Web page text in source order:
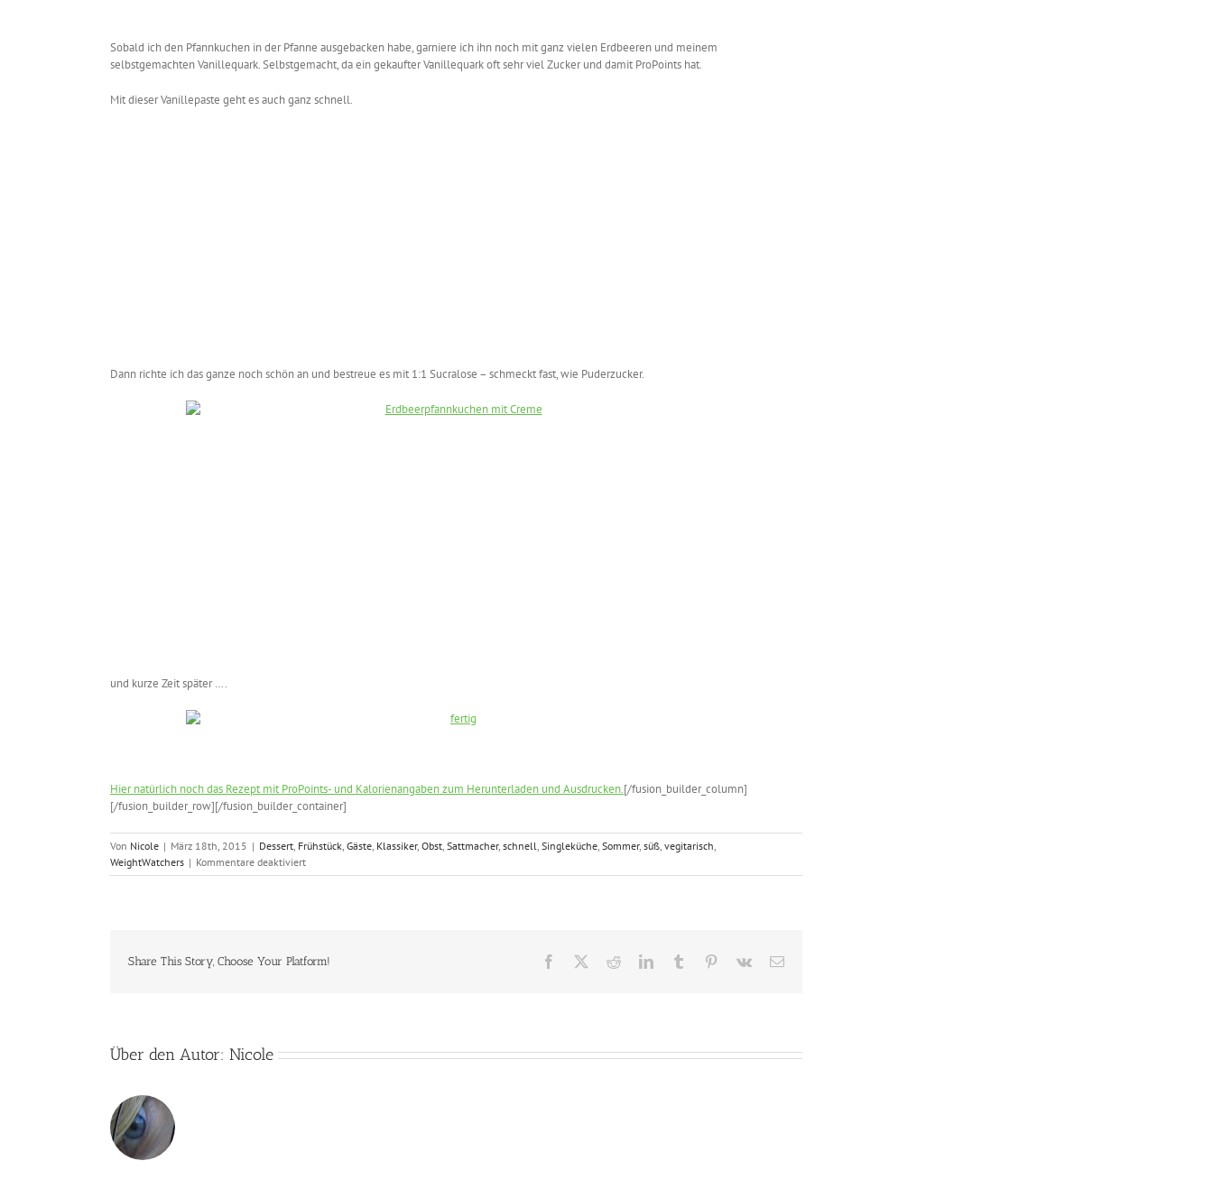
Sobald ich den Pfannkuchen in der Pfanne ausgebacken habe, garniere ich ihn noch mit ganz vielen Erdbeeren und meinem
selbstgemachten Vanillequark. Selbstgemacht, da ein gekaufter Vanillequark oft sehr viel Zucker und damit ProPoints hat.
Mit dieser Vanillepaste geht es auch ganz schnell.
Dann richte ich das ganze noch schön an und bestreue es mit 1:1 Sucralose – schmeckt fast, wie Puderzucker.
und kurze Zeit später ….
Hier natürlich noch das Rezept mit ProPoints- und Kalorienangaben zum Herunterladen und Ausdrucken.[/fusion_builder_column]
[/fusion_builder_row][/fusion_builder_container]
Von Nicole | März 18th, 2015 | Dessert Frühstück Gäste Klassiker, Obst Sattmacher, schnell Singleküche Sommer, süß vegitarisch
WeightWatchers | Kommentare deaktiviertfür
Erdbeer-
Share This Story, Choose Your Platform!
Facebook RedditLinkedInTumblr Pinterest
Vk
E-
Über den Autor: Nicole